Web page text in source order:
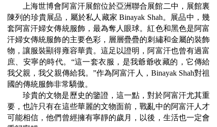
上海世博會阿富汗展館位於亞洲聯合展館二中，展館裏
陳列的珍貴展品，屬於私人藏家 Binayak Shah。展品中，幾
套阿富汗婦女傳統服飾，最為奪人眼球。紅色和黑色是阿富
汗婦女傳統服飾的主要色彩，層層疊疊的刺繡和金屬的裝飾
物，讓服裝顯得雍容華貴。這足以證明，阿富汗也曾有過富
庶、安寧的時代。 “這一套衣服，是我爺爺收藏的，它傳給
我父親，我父親傳給我。 ”作為阿富汗人， Binayak Shah對祖
國的傳統服飾非常驕傲。
珍貴的文物是歷史的鑒證，這一點，對於阿富汗尤其重
要，也許只有在這些華麗的文物面前，戰亂中的阿富汗人才
可能相信，他們曾經擁有寧靜的歲月，以後，生活也一定會